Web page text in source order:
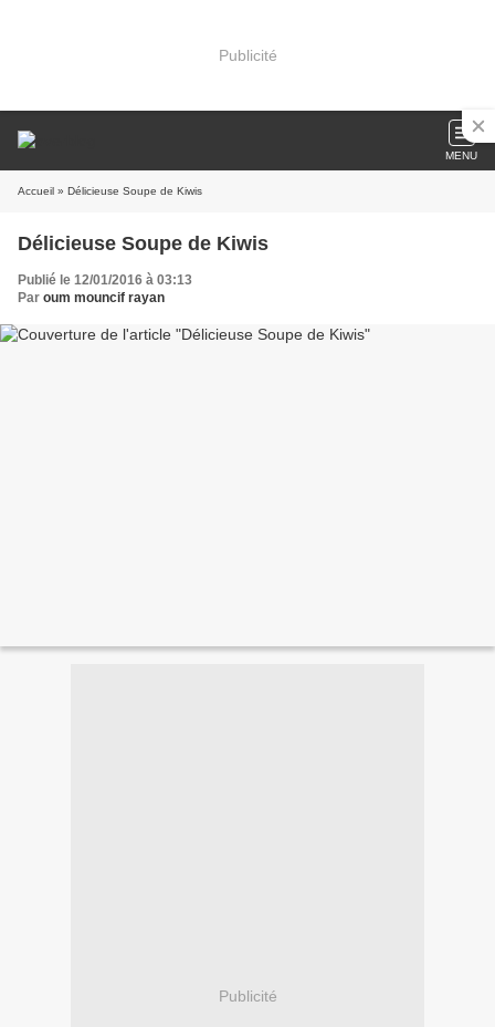
Publicité
MENU
Accueil » Délicieuse Soupe de Kiwis
Délicieuse Soupe de Kiwis
Publié le 12/01/2016 à 03:13
Par oum mouncif rayan
Publicité